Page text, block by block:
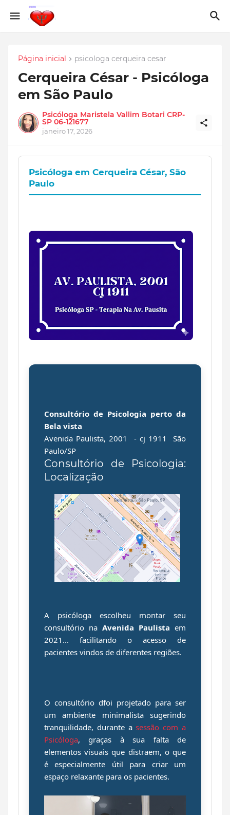
Página inicial psicologa cerqueira cesar
Cerqueira César - Psicóloga
em São Paulo
Psicóloga Maristela Vallim Botari CRP-
SP 06-121677
janeiro 17, 2026
Psicóloga em Cerqueira César, São
Paulo
Consultório de Psicologia perto da
Bela vista
Avenida Paulista, 2001
- cj 1911
São
Paulo/SP
Consultório de Psicologia:
Localização
A psicóloga escolheu montar seu
consultório na Avenida Paulista em
2021... facilitando o acesso de
pacientes vindos de diferentes regiões.
O consultório dfoi projetado para ser
um ambiente minimalista sugerindo
tranquilidade, durante asessão com a
Psicóloga, graças à sua falta de
elementos visuais que distraem, o que
é especialmente útil para criar um
espaço relaxante para os pacientes.